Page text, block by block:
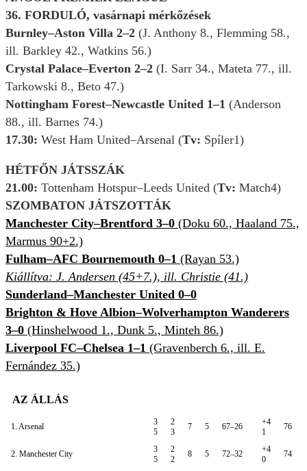
36. FORDULÓ, vasárnapi mérkőzések
Burnley–Aston Villa 2–2 (J. Anthony 8., Flemming 58.,
ill. Barkley 42., Watkins 56.)
Crystal Palace–Everton 2–2 (I. Sarr 34., Mateta 77., ill.
Tarkowski 8., Beto 47.)
Nottingham Forest–Newcastle United 1–1 (Anderson
88., ill. Barnes 74.)
17.30: West Ham United–Arsenal (Tv: Spíler1)
HÉTFŐN JÁTSSZÁK
21.00: Tottenham Hotspur–Leeds United (Tv: Match4)
SZOMBATON JÁTSZOTTÁK
Manchester City–Brentford 3–0 (Doku 60., Haaland 75.,
Marmus 90+2.)
Fulham–AFC Bournemouth 0–1 (Rayan 53.)
Kiállítva: J. Andersen (45+7.), ill. Christie (41.)
Sunderland–Manchester United 0–0
Brighton & Hove Albion–Wolverhampton Wanderers
3–0 (Hinshelwood 1., Dunk 5., Minteh 86.)
Liverpool FC–Chelsea 1–1 (Gravenberch 6., ill. E.
Fernández 35.)
1. Arsenal
3
5
2
3
7 5 67–26
+4
1
76
2. Manchester City
3
5
2
2
8 5 72–32
+4
0
74
AZ ÁLLÁS